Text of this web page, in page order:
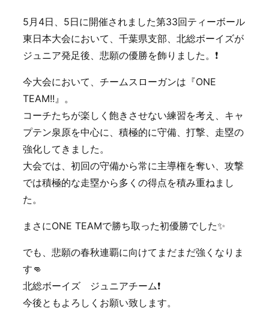
5月4日、5日に開催されました第33回ティーボール
東日本大会において、千葉県支部、北総ボーイズが
ジュニア発足後、悲願の優勝を飾りました。❗️
今大会において、チームスローガンは『ONE
TEAM!!』。
コーチたちが楽しく飽きさせない練習を考え、キャ
プテン泉原を中心に、積極的に守備、打撃、走塁の
強化してきました。
大会では、初回の守備から常に主導権を奪い、攻撃
では積極的な走塁から多くの得点を積み重ねまし
た。
まさにONE TEAMで勝ち取った初優勝でした✨
でも、悲願の春秋連覇に向けてまだまだ強くなりま
す👊
北総ボーイズ ジュニアチーム❗️
今後ともよろしくお願い致します。